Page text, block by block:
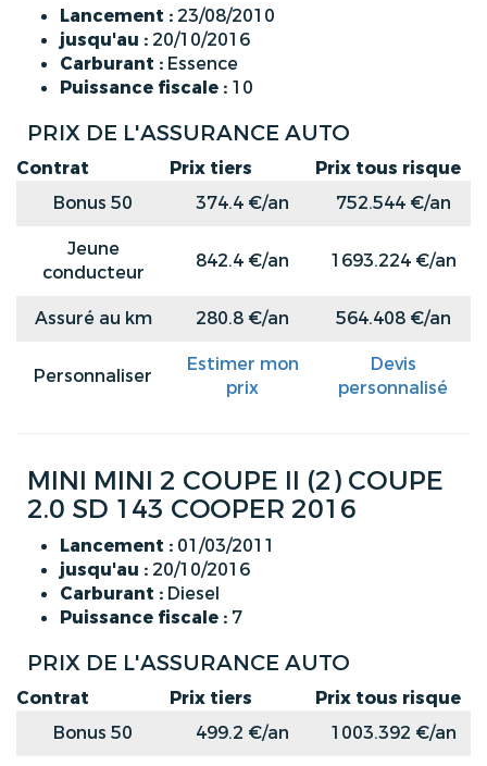
Lancement : 23/08/2010
jusqu'au : 20/10/2016
Carburant : Essence
Puissance fiscale : 10
PRIX DE L'ASSURANCE AUTO
Contrat Prix tiers
Prix tous risque
Bonus 50
374.4 €/an
752.544 €/an
Jeune
conducteur
842.4 €/an 1693.224 €/an
Assuré au km 280.8 €/an 564.408 €/an
Personnaliser
Estimer mon
prix
Devis
personnalisé
MINI MINI 2 COUPE II (2) COUPE
2.0 SD 143 COOPER 2016
Lancement : 01/03/2011
jusqu'au : 20/10/2016
Carburant : Diesel
Puissance fiscale : 7
PRIX DE L'ASSURANCE AUTO
Contrat Prix tiers
Prix tous risque
Bonus 50
499.2 €/an
1003.392 €/an